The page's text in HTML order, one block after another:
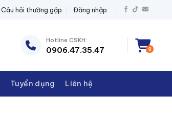
Câu hỏi thường gặp Đăng nhập
Hotline CSKH:
0906.47.35.47 0
Tuyển dụng Liên hệ